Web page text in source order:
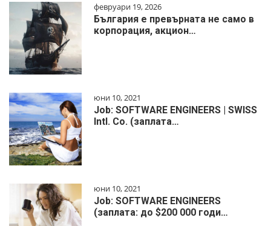
февруари 19, 2026
България е превърната не само в
корпорация, акцион…
юни 10, 2021
Job: SOFTWARE ENGINEERS | SWISS
Intl. Co. (заплата…
юни 10, 2021
Job: SOFTWARE ENGINEERS
(заплата: до $200 000 годи…